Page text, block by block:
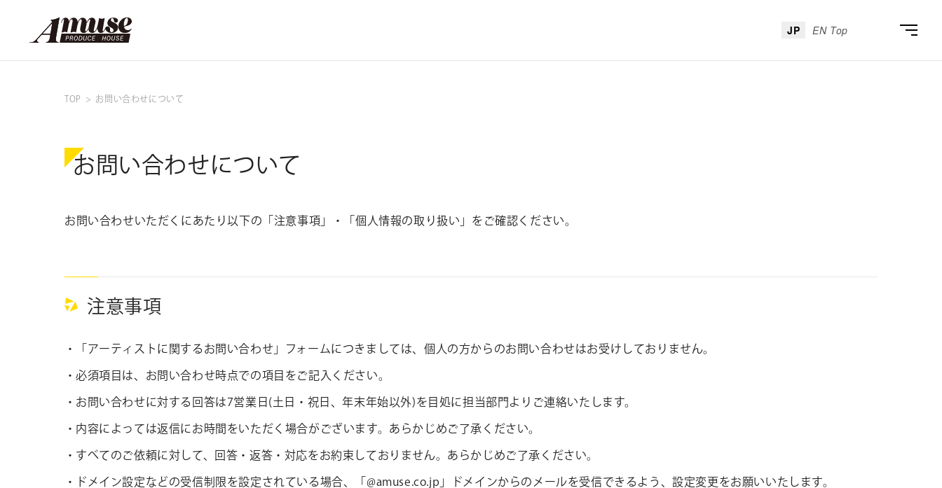
JP EN Top
TOP お問い合わせについて
お問い合わせについて
お問い合わせいただくにあたり以下の「注意事項」・「個人情報の取り扱い」をご確認ください。
注意事項
「アーティストに関するお問い合わせ」フォームにつきましては、個人の方からのお問い合わせはお受けしておりません。
必須項目は、お問い合わせ時点での項目をご記入ください。
お問い合わせに対する回答は7営業日(土日・祝日、年末年始以外)を目処に担当部門よりご連絡いたします。
内容によっては返信にお時間をいただく場合がございます。あらかじめご了承ください。
すべてのご依頼に対して、回答・返答・対応をお約束しておりません。あらかじめご了承ください。
ドメイン設定などの受信制限を設定されている場合、「@amuse.co.jp」ドメインからのメールを受信できるよう、設定変更をお願いいたします。